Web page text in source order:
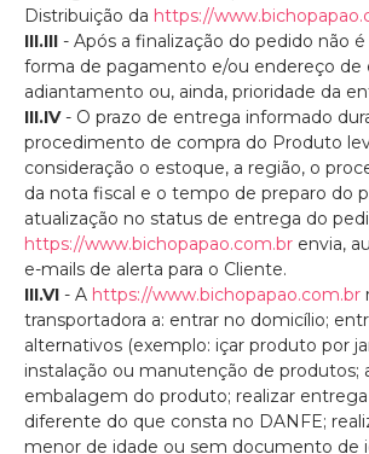
Distribuição da https://
III.III - Após a finalização do pedido não é
forma de pagamento e/ou endereço de
adiantamento ou, ainda, prioridade da
III.IV- O prazo de entrega informado
procedimento de compra do Produto
consideração o estoque, a região, o
da nota fiscal e o tempo de preparo do
atualização no status de entrega do
https://www.bichopapao.com.br envia,
e-mails de alerta para o Cliente.
III.VI - A https://www.bichopapao.com.br
transportadora a: entrar no domicílio;
alternativos (exemplo: içar produto por
instalação ou manutenção de produtos;
embalagem do produto; realizar
diferente do que consta no DANFE;
menor de idade ou sem documento de